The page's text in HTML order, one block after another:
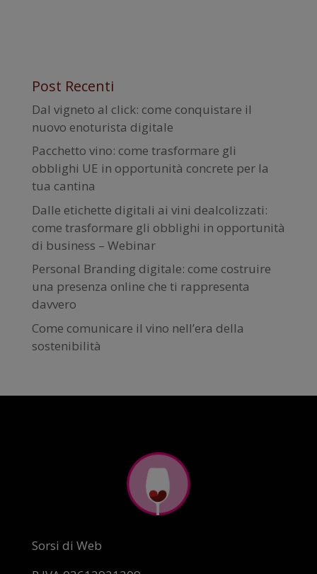
Post Recenti
Dal vigneto al click: come conquistare il
nuovo enoturista digitale
Pacchetto vino: come trasformare gli
obblighi UE in opportunità concrete per la
tua cantina
Dalle etichette digitali ai vini dealcolizzati:
come trasformare gli obblighi in opportunità
di business – Webinar
Personal Branding digitale: come costruire
una presenza online che ti rappresenta
davvero
Come comunicare il vino nell’era della
sostenibilità
Sorsi di Web